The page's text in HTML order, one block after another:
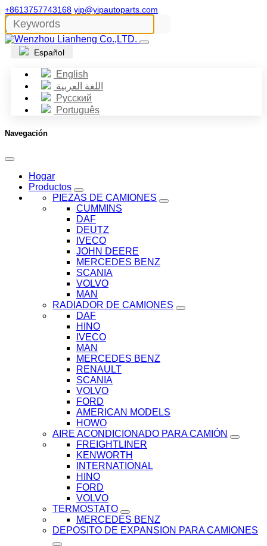
+8613757743168 yip@yipautoparts.com
Español
English
اللغة العربية
Русский
Português
Navegación
Hogar
Productos
PIEZAS DE CAMIONES
CUMMINS
DAF
DEUTZ
IVECO
JOHN DEERE
MERCEDES BENZ
SCANIA
VOLVO
MAN
RADIADOR DE CAMIONES
DAF
HINO
IVECO
MAN
MERCEDES BENZ
RENAULT
SCANIA
VOLVO
FORD
AMERICAN MODELS
HOWO
AIRE ACONDICIONADO PARA CAMIÓN
FREIGHTLINER
KENWORTH
INTERNATIONAL
HINO
FORD
VOLVO
TERMOSTATO
MERCEDES BENZ
DEPOSITO DE EXPANSION PARA CAMIONES